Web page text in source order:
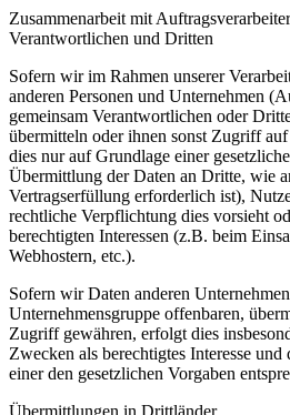
Zusammenarbeit mit
Verantwortlichen und Dritten
Sofern wir im Rahmen unserer
anderen Personen und Unternehmen
gemeinsam Verantwortlichen oder
übermitteln oder ihnen sonst Zugriff
dies nur auf Grundlage einer
Übermittlung der Daten an Dritte, wie
Vertragserfüllung erforderlich ist),
rechtliche Verpflichtung dies vorsieht
berechtigten Interessen (z.B. beim
Webhostern, etc.).
Sofern wir Daten anderen
Unternehmensgruppe offenbaren,
Zugriff gewähren, erfolgt dies
Zwecken als berechtigtes Interesse und
einer den gesetzlichen Vorgaben
Übermittlungen in Drittländer